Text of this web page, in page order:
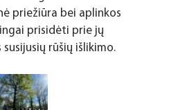
priežiūra bei aplinkos
prisidėti prie jų
rūšių išlikimo.